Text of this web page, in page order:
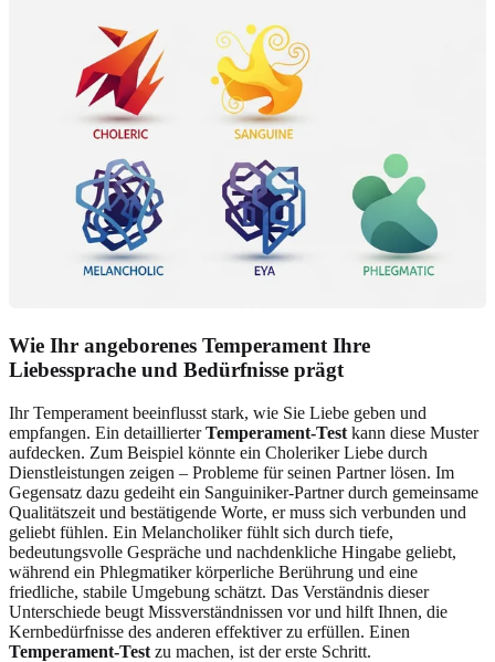
Wie Ihr angeborenes Temperament Ihre
Liebessprache und Bedürfnisse prägt
Ihr Temperament beeinflusst stark, wie Sie Liebe geben und
empfangen. Ein detaillierterTemperament-Test kann diese Muster
aufdecken. Zum Beispiel könnte ein Choleriker Liebe durch
Dienstleistungen zeigen – Probleme für seinen Partner lösen. Im
Gegensatz dazu gedeiht ein Sanguiniker-Partner durch gemeinsame
Qualitätszeit und bestätigende Worte, er muss sich verbunden und
geliebt fühlen. Ein Melancholiker fühlt sich durch tiefe,
bedeutungsvolle Gespräche und nachdenkliche Hingabe geliebt,
während ein Phlegmatiker körperliche Berührung und eine
friedliche, stabile Umgebung schätzt. Das Verständnis dieser
Unterschiede beugt Missverständnissen vor und hilft Ihnen, die
Kernbedürfnisse des anderen effektiver zu erfüllen. Einen
Temperament-Test zu machen, ist der erste Schritt.